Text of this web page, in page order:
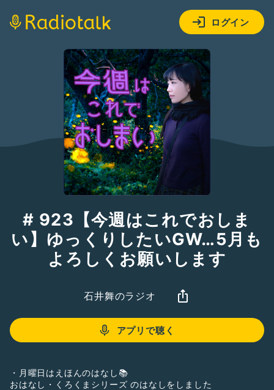
ログイン
# 923【今週はこれでおしま
い】ゆっくりしたいGW…5月も
よろしくお願いします
石井舞のラジオ
アプリで聴く
・月曜日はえほんのはなし📚
おはなし・くろくまシリーズ のはなしをしました